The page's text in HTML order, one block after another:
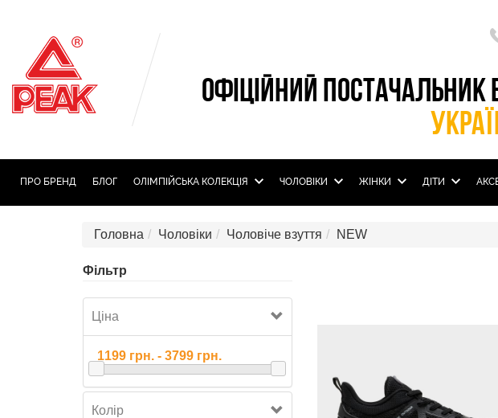
ОФІЦІЙНИЙ ПОСТАЧАЛЬНИК
ПРО БРЕНД БЛОГ ОЛIМПIЙСЬКА КОЛЕКЦIЯ ЧОЛОВІКИ ЖІНКИ ДІТИ
Головна Чоловіки Чоловіче взуття NEW
Фільтр
Ціна
Колір